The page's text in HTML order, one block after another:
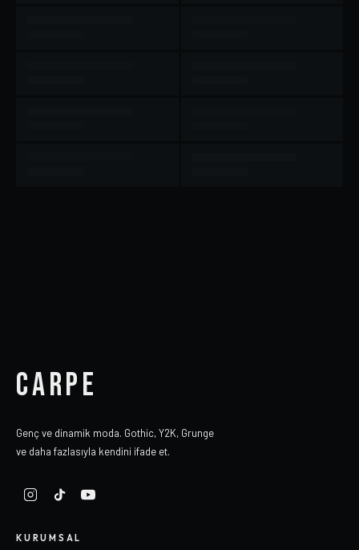
CARPE
Genç ve dinamik moda. Gothic, Y2K, Grunge
ve daha fazlasıyla kendini ifade et.
KURUMSAL